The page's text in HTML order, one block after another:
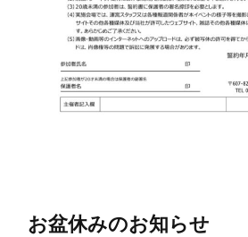
お盆休みのお知らせ